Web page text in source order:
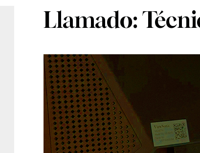
Llamado: